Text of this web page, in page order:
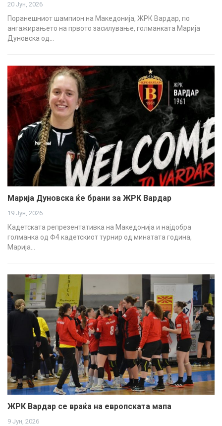
20 Јун, 2026
Поранешниот шампион на Македонија, ЖРК Вардар, по
ангажирањето на првото засилување, голманката Марија
Дуновска од…
Марија Дуновска ќе брани за ЖРК Вардар
19 Јун, 2026
Кадетската репрезентативка на Македонија и најдобра
голманка од Ф4 кадетскиот турнир од минатата година,
Марија…
ЖРК Вардар се враќа на европската мапа
9 Јун, 2026